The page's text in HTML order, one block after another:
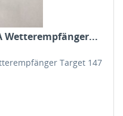
Wetterempfänger...
Target 147